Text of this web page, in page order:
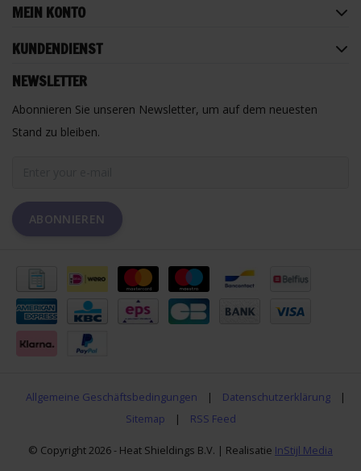
MEIN KONTO
KUNDENDIENST
NEWSLETTER
Abonnieren Sie unseren Newsletter, um auf dem neuesten
Stand zu bleiben.
ABONNIEREN
Allgemeine Geschäftsbedingungen | Datenschutzerklärung
|
Sitemap
| RSS Feed
© Copyright 2026 - Heat Shieldings B.V. | Realisatie InStijl Media